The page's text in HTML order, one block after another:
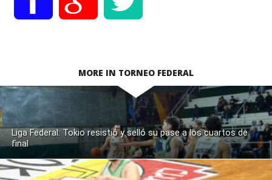
MORE IN TORNEO FEDERAL
Liga Federal: Tokio resistió y selló su pase a los cuartos de
final